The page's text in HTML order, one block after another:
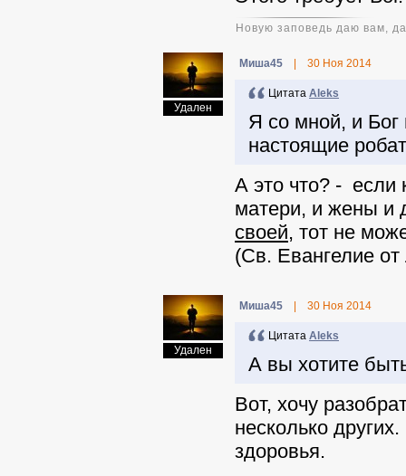
Новую заповедь даю вам,
Удален
Миша45 30 Ноя 2014
Цитата Aleks
Я со мной, и
настоящие
А это что? - если
матери, и жены и
своей, тот не
(Св. Евангелие от
Удален
Миша45 30 Ноя 2014
Цитата Aleks
А вы хотите
Вот, хочу
несколько
здоровья.